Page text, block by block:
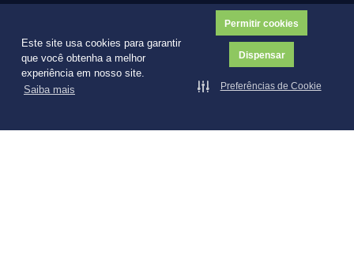
Este site usa cookies para garantir
que você obtenha a melhor
experiência em nosso site.
Saiba mais
Permitir cookies
Dispensar
Preferências de Cookie
Capelania Institucional
Catálogo de Laboratórios